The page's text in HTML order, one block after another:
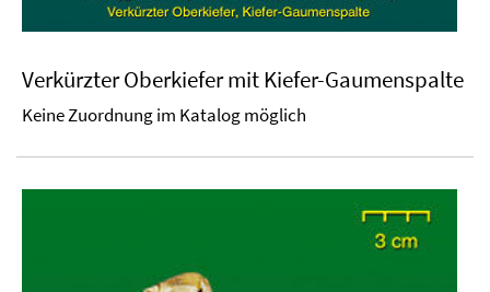
Verkürzter Oberkiefer mit Kiefer-Gaumenspalte
Keine Zuordnung im Katalog möglich